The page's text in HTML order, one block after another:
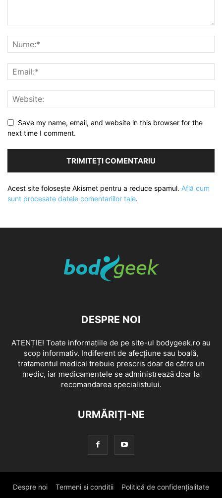
Save my name, email, and website in this browser for the
next time I comment.
Acest site folosește Akismet pentru a reduce spamul. Află cum
sunt procesate datele comentariilor tale.
DESPRE NOI
ATENȚIE! Toate informațiile de pe site-ul bodygeek.ro au
scop informativ. Indiferent de afecțiune sau boală,
tratamentul medical trebuie prescris doar de către un
medic, iar medicamentele se administrează doar la
recomandarea specialistului.
URMĂRIȚI-NE
Despre noi Termeni si conditii Politică de confidențialitate